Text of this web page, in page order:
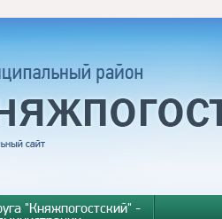
"Княжпогостский" -